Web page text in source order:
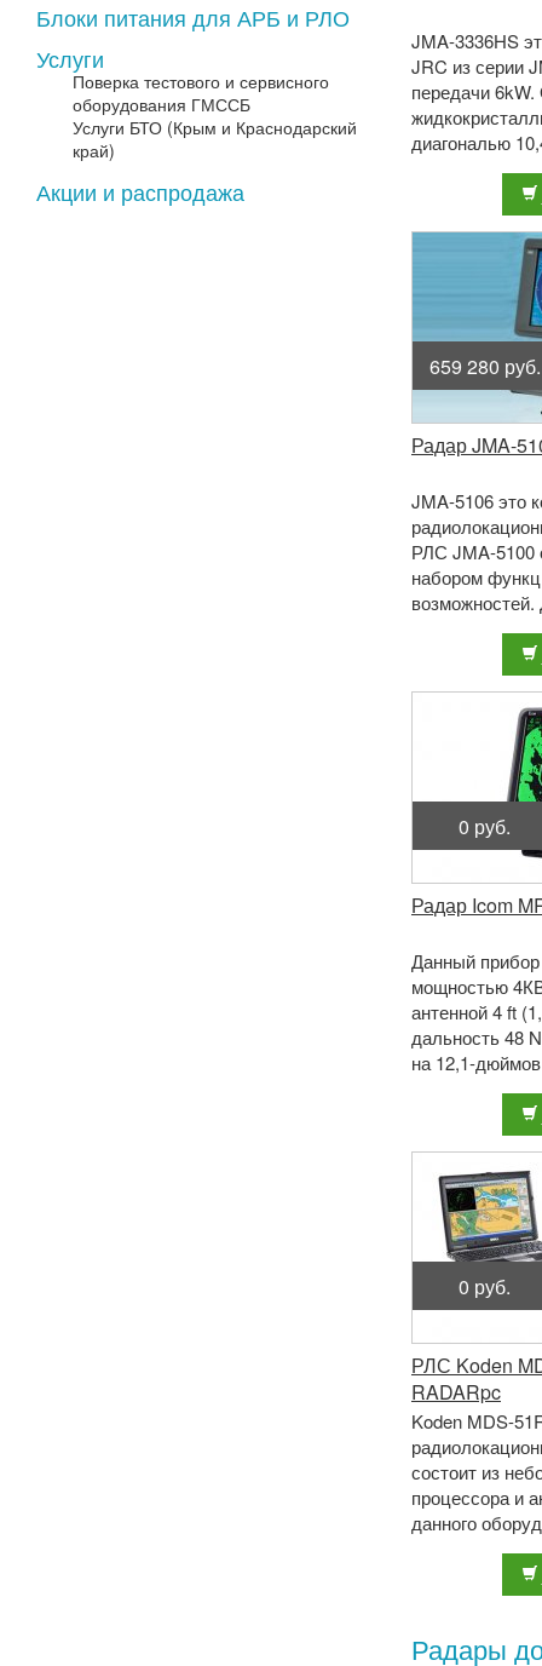
Блоки питания для АРБ и РЛО
Услуги
Поверка тестового и сервисного
оборудования ГМССБ
Услуги БТО (Крым и Краснодарский
край)
Акции и распродажа
JMA-3336HS
JRC из серии
передачи
диагональю
подсветкой и
современные
659 280 руб.
Радар JMA-
JMA-5106 это
РЛС JMA-5100
набором
выходную
на частоте
0 руб.
Радар Icom
Данный
мощностью
антенной 4 ft
дальность 48
на 12,1-
отличии от
0 руб.
РЛС Koden
RADARpc
Koden MDS-
состоит из
процессора и
данного
том, что РЛС
работает
Радары